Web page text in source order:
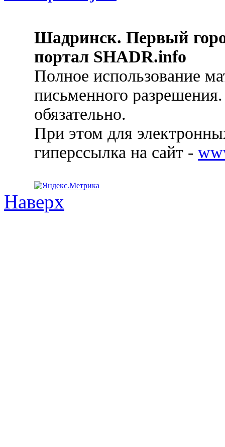
Шадринск. Первый
портал SHADR.info
Полное использование
письменного
обязательно.
При этом для
гиперссылка на сайт -
Наверх